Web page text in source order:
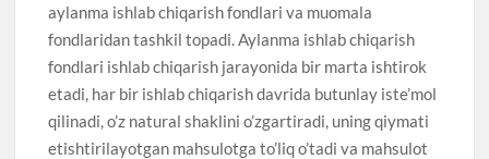
aylanma ishlab chiqarish fondlari va muomala
fondlaridan tashkil topadi. Aylanma ishlab chiqarish
fondlari ishlab chiqarish jarayonida bir marta ishtirok
etadi, har bir ishlab chiqarish davrida butunlay iste’mol
qilinadi, o’z natural shaklini o’zgartiradi, uning qiymati
etishtirilayotgan mahsulotga to’liq o’tadi va mahsulot